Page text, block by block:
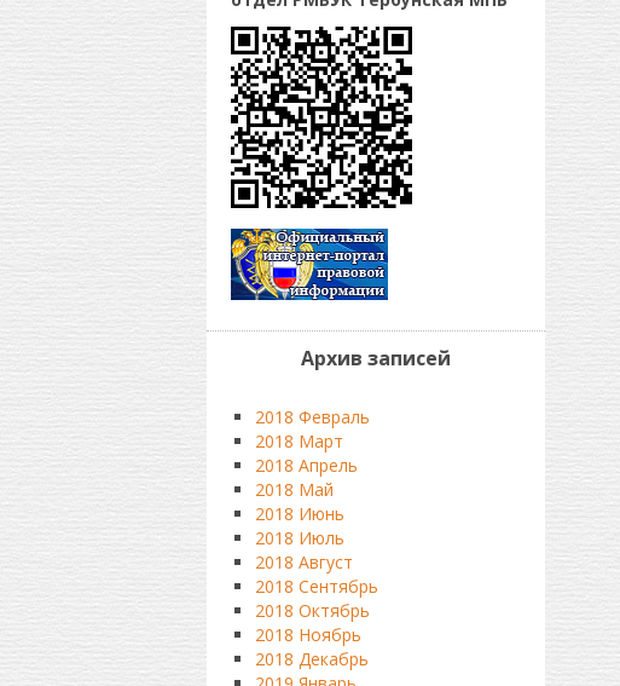
Архив записей
2018 Февраль
2018 Март
2018 Апрель
2018 Май
2018 Июнь
2018 Июль
2018 Август
2018 Сентябрь
2018 Октябрь
2018 Ноябрь
2018 Декабрь